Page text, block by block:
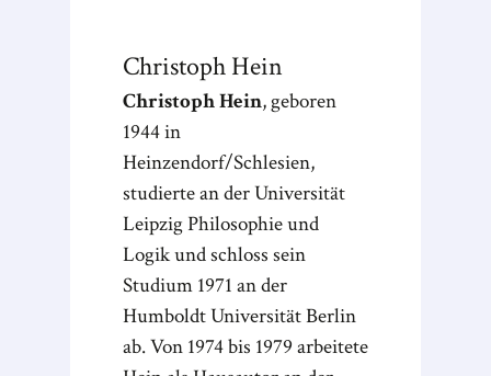
ChristophHein
Christoph Hein, geboren
1944 in
Heinzendorf/Schlesien,
studierte an der Universität
Leipzig Philosophie und
Logik und schloss sein
Studium 1971 an der
Humboldt Universität Berlin
ab. Von 1974 bis 1979 arbeitete